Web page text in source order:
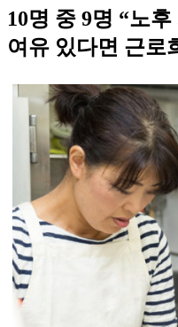
10명 중 9명 “노
여유 있다면 근로